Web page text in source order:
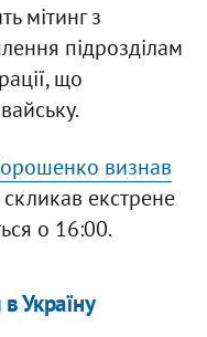
мітинг з
підрозділам
що
визнав
екстрене
о 16:00.
Україну